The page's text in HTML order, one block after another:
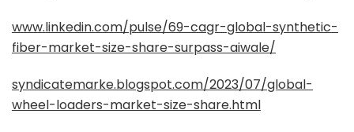
www.linkedin.com/pulse/69-cagr-global-synthetic-
fiber-market-size-share-surpass-aiwale/
syndicatemarke.blogspot.com/2023/07/global-
wheel-loaders-market-size-share.html